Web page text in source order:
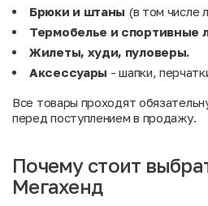
Брюки и штаны (в том числе
Термобелье и спортивные
Жилеты, худи, пуловеры.
Аксессуары - шапки,
Все товары проходят
перед поступлением в продажу.
Почему стоит
Мегахенд